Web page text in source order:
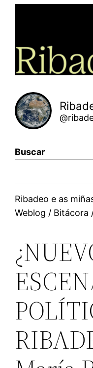
Buscar
Ribadeo e as
Weblog / Bitácora